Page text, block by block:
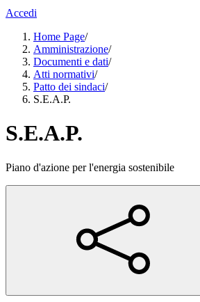
Accedi
Home Page/
Amministrazione/
Documenti e dati/
Atti normativi/
Patto dei sindaci/
S.E.A.P.
S.E.A.P.
Piano d'azione per l'energia sostenibile